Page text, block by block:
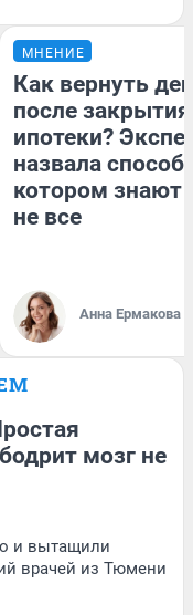
МНЕНИЕ
Как вернуть
после закрытия
ипотеки?
назвала
котором знают
не все
Анна Ермакова
мозг не
и вытащили
врачей из Тюмени